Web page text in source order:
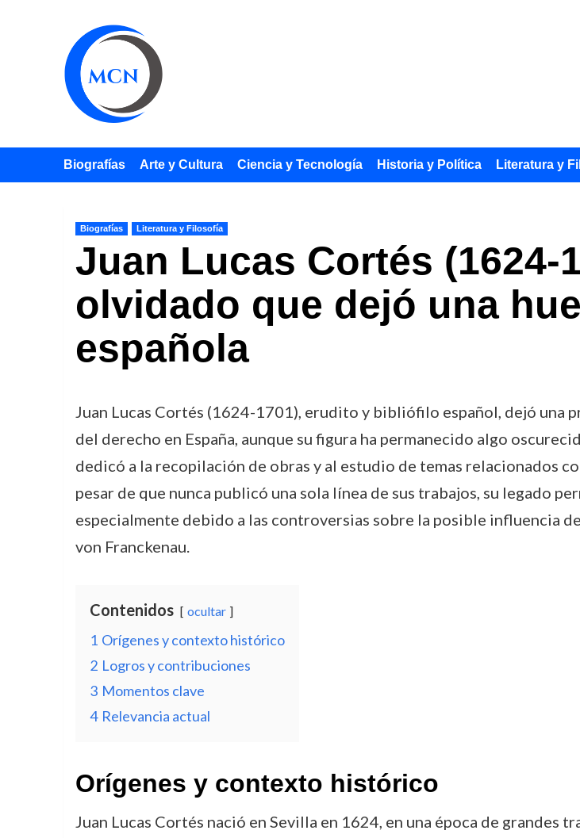
Biografías Arte y Cultura Ciencia y Tecnología Historia y Política Literatura y
Biografías Literatura y Filosofía
Juan Lucas Cortés (1624-
olvidado que dejó una
española
Juan Lucas Cortés (1624-1701), erudito y bibliófilo español, dejó una
del derecho en España, aunque su figura ha permanecido algo
dedicó a la recopilación de obras y al estudio de temas relacionados
pesar de que nunca publicó una sola línea de sus trabajos, su legado
especialmente debido a las controversias sobre la posible influencia
von Franckenau.
Contenidos ocultar
1 Orígenes y contexto histórico
2 Logros y contribuciones
3 Momentos clave
4 Relevancia actual
Orígenes y contexto histórico
Juan Lucas Cortés nació en Sevilla en 1624, en una época de grandes